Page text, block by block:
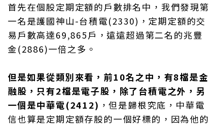
首先在個股定期定額的戶數排名中，我們發現第
一名是護國神山-台積電(2330)，定期定額的交
易戶數高達69,865戶，遠遠超過第二名的兆豐
金(2886)一倍之多。
但是如果從類別來看，前10名之中，有8檔是金
融股，只有2檔是電子股，除了台積電之外，另
一個是中華電(2412) ，但是歸根究底，中華電
信也算是定期定額存股的一個好標的，因為他的